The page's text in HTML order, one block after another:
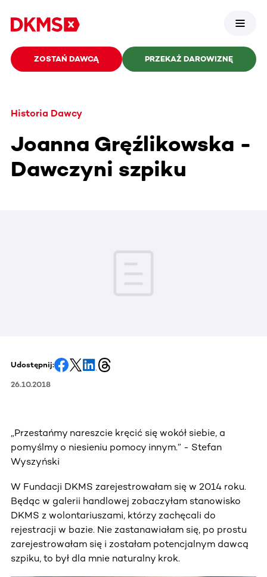
ZOSTAŃ DAWCĄ PRZEKAŻ DAROWIZNĘ
Historia Dawcy
Joanna Gręźlikowska -
Dawczyni szpiku
Udostępnij:
26.10.2018
„Przestańmy nareszcie kręcić się wokół siebie, a
pomyślmy o niesieniu pomocy innym.” - Stefan
Wyszyński
W Fundacji DKMS zarejestrowałam się w 2014 roku.
Będąc w galerii handlowej zobaczyłam stanowisko
DKMS z wolontariuszami, którzy zachęcali do
rejestracji w bazie. Nie zastanawiałam się, po prostu
zarejestrowałam się i zostałam potencjalnym dawcą
szpiku, to był dla mnie naturalny krok.